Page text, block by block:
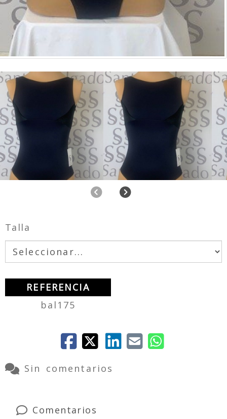
AnteriorSiguiente
Talla
REFERENCIA
bal175
Sin comentarios
Comentarios